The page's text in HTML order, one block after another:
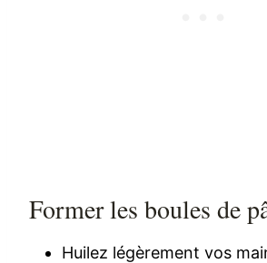
Former les boules de
Huilez légèrement vos